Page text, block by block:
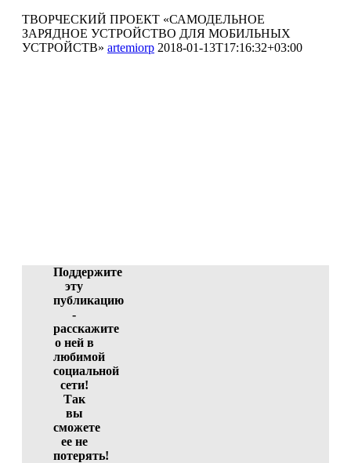
ТВОРЧЕСКИЙ ПРОЕКТ «САМОДЕЛЬНОЕ
ЗАРЯДНОЕ УСТРОЙСТВО ДЛЯ МОБИЛЬНЫХ
УСТРОЙСТВ» artemiorp 2018-01-13T17:16:32+03:00
Поддержите
эту
публикацию
-
расскажите
о ней в
любимой
социальной
сети!
Так
вы
сможете
ее не
потерять!